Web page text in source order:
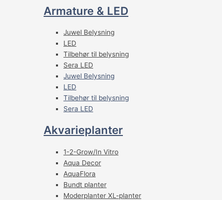
Armature & LED
Juwel Belysning
LED
Tilbehør til belysning
Sera LED
Juwel Belysning
LED
Tilbehør til belysning
Sera LED
Akvarieplanter
1-2-Grow/In Vitro
Aqua Decor
AquaFlora
Bundt planter
Moderplanter XL-planter